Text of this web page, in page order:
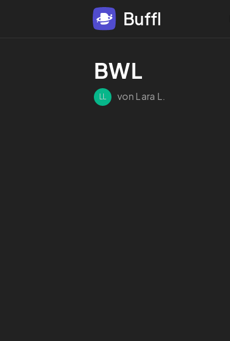
Buffl
BWL
LL von Lara L.